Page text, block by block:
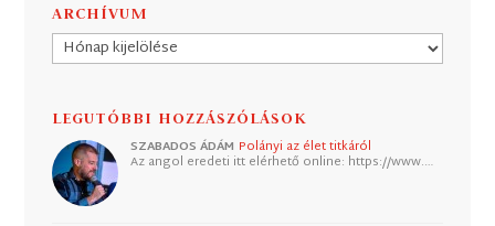
ARCHÍVUM
Archívum
LEGUTÓBBI HOZZÁSZÓLÁSOK
SZABADOS ÁDÁM Polányi az élet titkáról
Az angol eredeti itt elérhető online: https://www.…